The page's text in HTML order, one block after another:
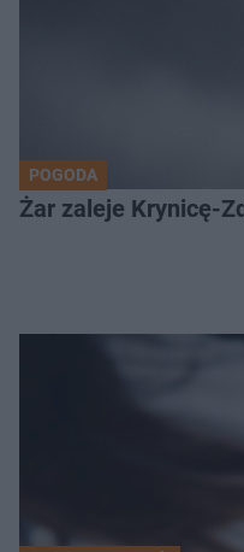
POGODA
Żar zaleje Krynicę-